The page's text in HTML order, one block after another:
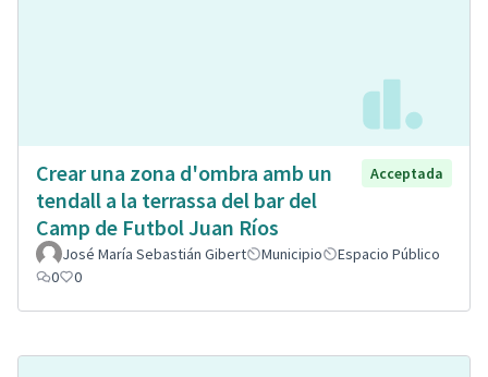
Crear una zona d'ombra amb un
tendall a la terrassa del bar del
Camp de Futbol Juan Ríos
Acceptada
José María Sebastián Gibert Municipio
Espacio Público
0
0